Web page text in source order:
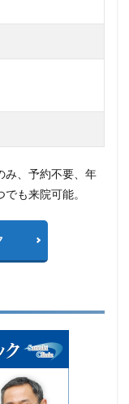
み、予約不要、年
も来院可能。